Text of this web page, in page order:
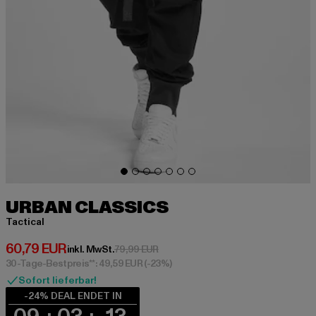
URBAN CLASSICS
Tactical
60,79 EUR
Derzeitiger Preis: 60,79 EUR
inkl. MwSt.79,99 EURAktionspreis: 79,99 EUR
30-Tage-Bestpreis**: 49,59 EUR(-23%)
Sofort lieferbar!
-24% DEAL ENDET IN